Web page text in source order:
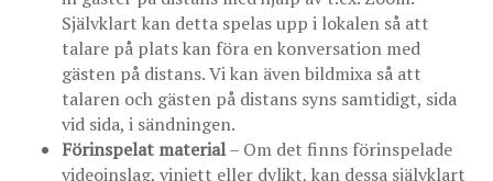
Självklart kan detta spelas upp i lokalen så att
talare på plats kan föra en konversation med
gästen på distans. Vi kan även bildmixa så att
talaren och gästen på distans syns samtidigt, sida
vid sida, i sändningen.
Förinspelat material– Om det finns förinspelade
videoinslag, vinjett eller dylikt, kan dessa självklart